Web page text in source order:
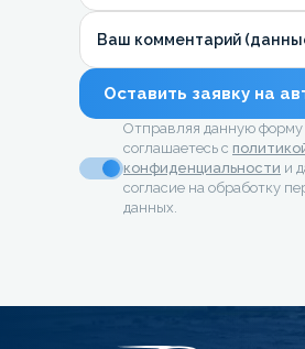
Ваш комментарий
Оставить заявку на
Отправляя данную
соглашаетесь с
конфиденциальности и
согласие на обработку
данных.